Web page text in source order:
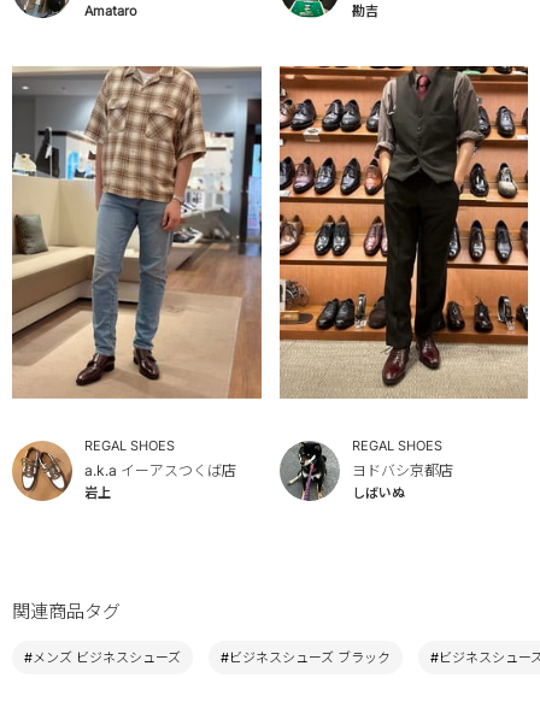
Amataro 勘吉
REGAL SHOES
a.k.a イーアスつくば店
岩上
REGAL SHOES
ヨドバシ京都店
しばいぬ
関連商品タグ
#メンズ ビジネスシューズ #ビジネスシューズ ブラック #ビジネスシュー